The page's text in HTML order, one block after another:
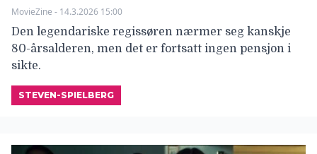
MovieZine - 14.3.2026 15:00
Den legendariske regissøren nærmer seg kanskje
80-årsalderen, men det er fortsatt ingen pensjon i
sikte.
STEVEN-SPIELBERG